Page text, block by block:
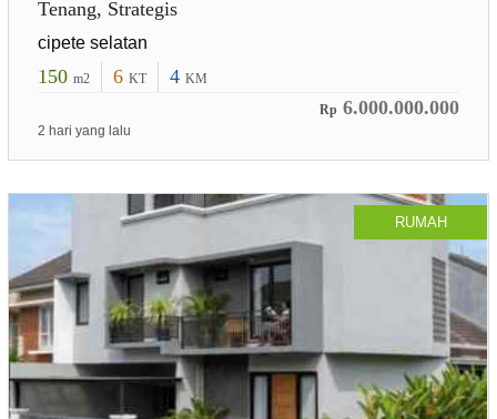
Tenang, Strategis
cipete selatan
150 m2 6 KT 4 KM
Rp 6.000.000.000
2 hari yang lalu
RUMAH